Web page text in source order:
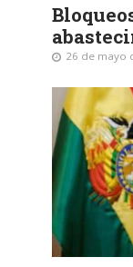
26 de mayo